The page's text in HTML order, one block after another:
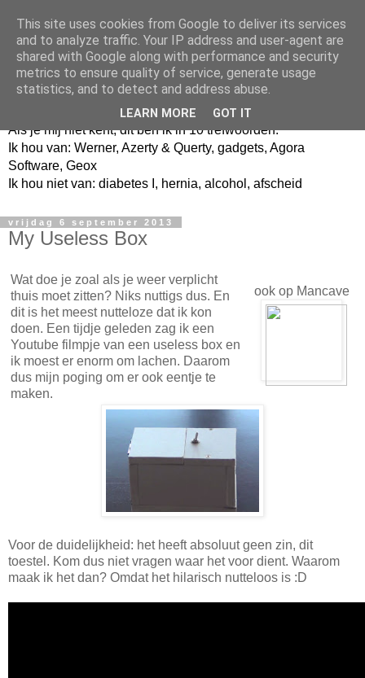
Jangeox' blog
Als je mij niet kent, dit ben ik in 10 trefwoorden.
Ik hou van: Werner, Azerty & Querty, gadgets, Agora
Software, Geox
Ik hou niet van: diabetes I, hernia, alcohol, afscheid
vrijdag 6 september 2013
My Useless Box
Wat doe je zoal als je weer verplicht
thuis moet zitten? Niks nuttigs dus. En
dit is het meest nutteloze dat ik kon
doen. Een tijdje geleden zag ik een
Youtube filmpje van een useless box en
ik moest er enorm om lachen. Daarom
dus mijn poging om er ook eentje te
maken.
ook op Mancave
Voor de duidelijkheid: het heeft absoluut geen zin, dit
toestel. Kom dus niet vragen waar het voor dient. Waarom
maak ik het dan? Omdat het hilarisch nutteloos is :D
This site uses cookies from Google to deliver its services
and to analyze traffic. Your IP address and user-agent are
shared with Google along with performance and security
metrics to ensure quality of service, generate usage
statistics, and to detect and address abuse.
LEARN MORE GOT IT